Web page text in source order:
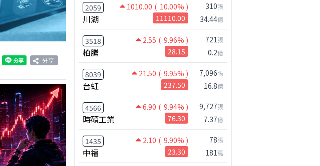
分享
2059 1010.00 ( 10.00% )
川湖 11110.00
310張
34.44億
3518 2.55 ( 9.96% )
柏騰 28.15
721張
0.2億
8039 21.50 ( 9.95% )
台虹 237.50
7,096張
16.8億
4566 6.90 ( 9.94% )
時碩工業 76.30
9,727張
7.37億
1435 2.10 ( 9.90% )
中福 23.30
78張
181萬